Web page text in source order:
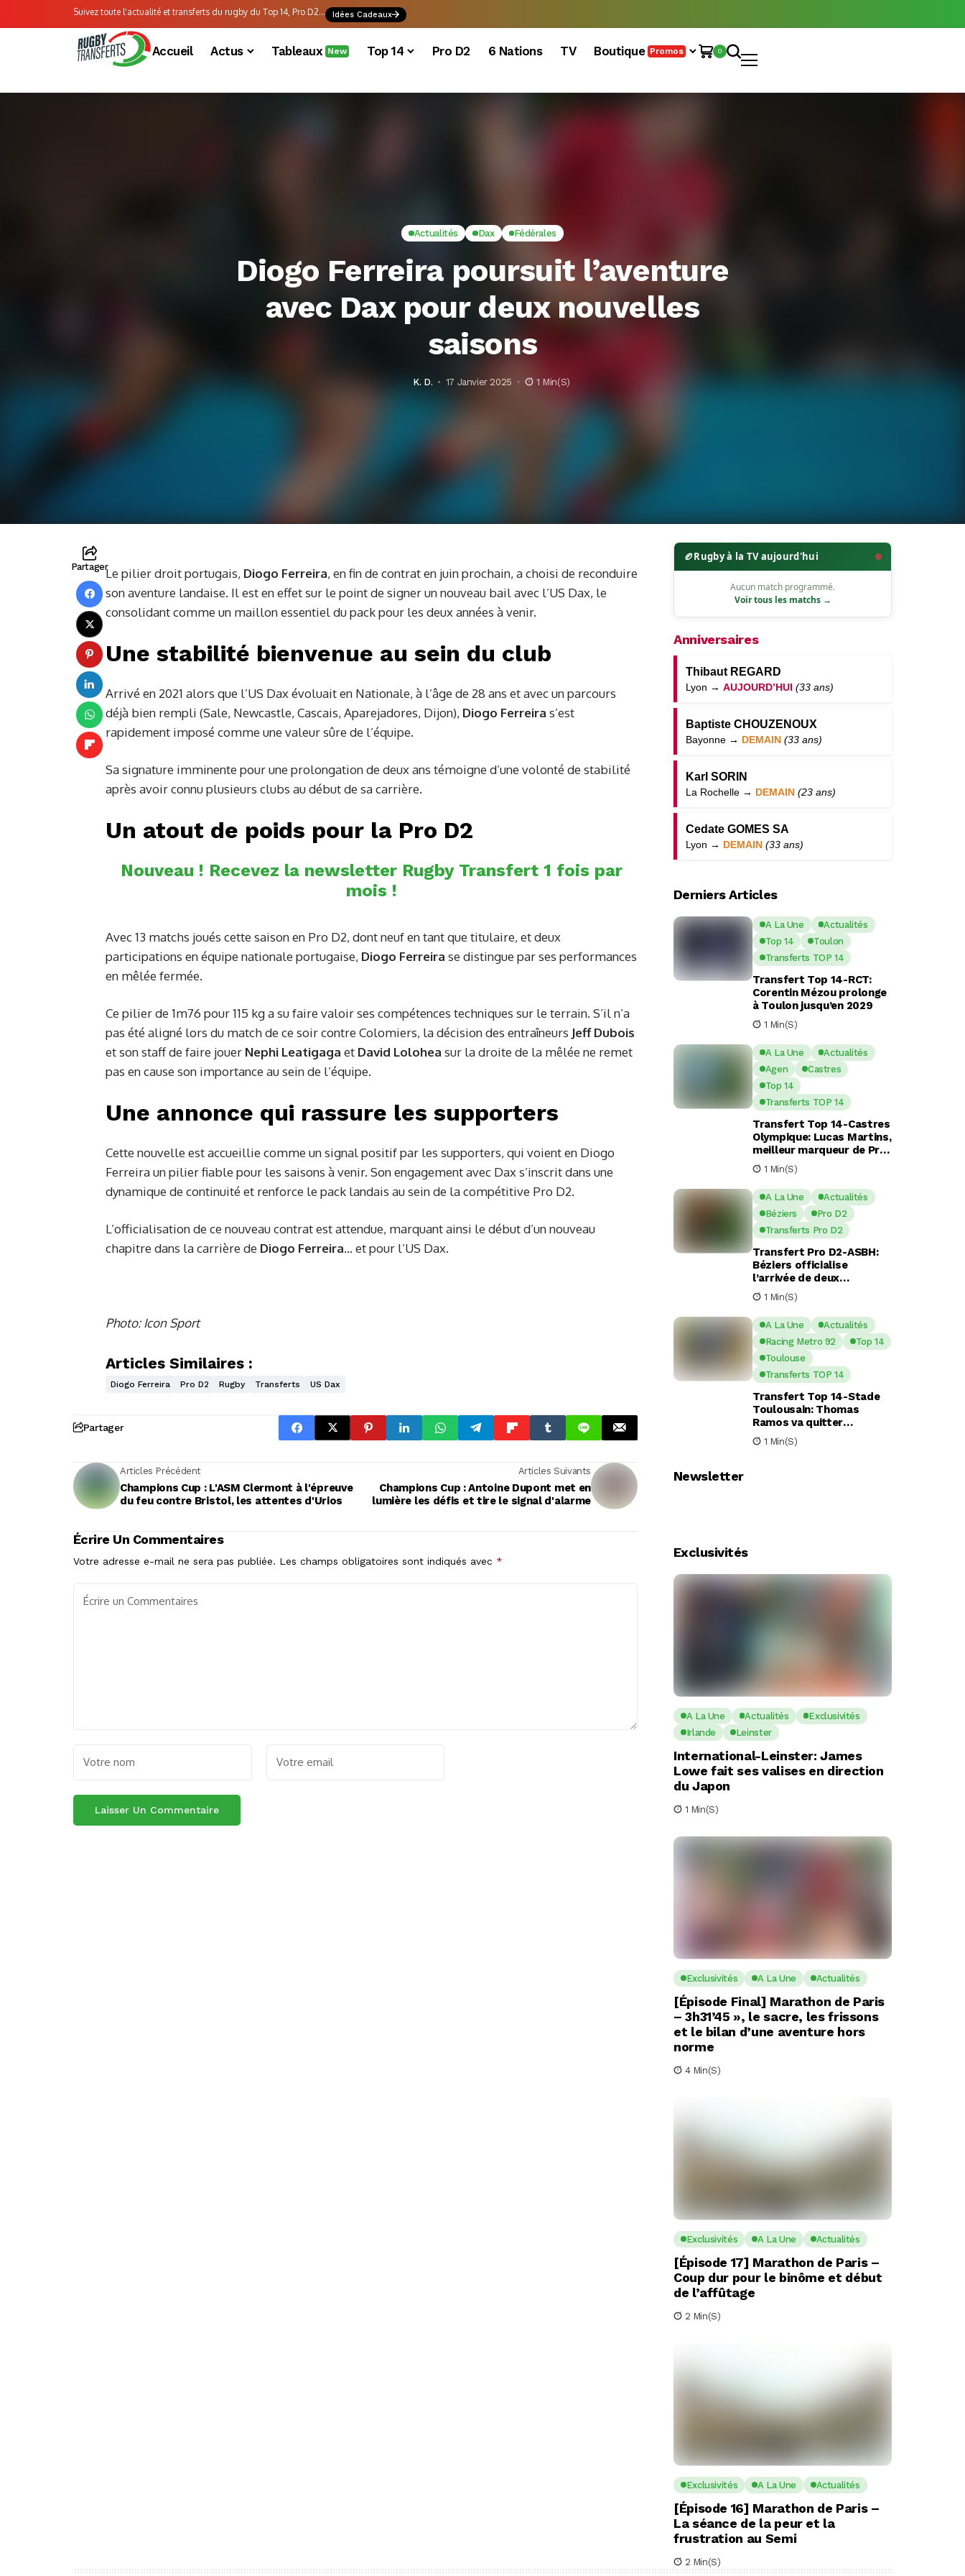
Suivez toute l'actualité et transferts du rugby du Top 14, Pro D2... Idées Cadeaux
Accueil Actus Tableaux New Top 14 Pro D2 6 Nations TV Boutique Promos 0
Actualités Dax Fédérales
Diogo Ferreira poursuit l’aventure
avec Dax pour deux nouvelles
saisons
K. D. 17 Janvier 2025 1 Min(s)
PartagerLe pilier droit portugais, Diogo Ferreira, en fin de contrat en juin prochain, a choisi de reconduire
son aventure landaise. Il est en effet sur le point de signer un nouveau bail avec l’US Dax, le
consolidant comme un maillon essentiel du pack pour les deux années à venir.
Une stabilité bienvenue au sein du club
Arrivé en 2021 alors que l’US Dax évoluait en Nationale, à l’âge de 28 ans et avec un parcours
déjà bien rempli (Sale, Newcastle, Cascais, Aparejadores, Dijon), Diogo Ferreira s’est
rapidement imposé comme une valeur sûre de l’équipe.
Sa signature imminente pour une prolongation de deux ans témoigne d’une volonté de stabilité
après avoir connu plusieurs clubs au début de sa carrière.
Un atout de poids pour la Pro D2
Nouveau ! Recevez la newsletter Rugby Transfert 1 fois par
mois !
Avec 13 matchs joués cette saison en Pro D2, dont neuf en tant que titulaire, et deux
participations en équipe nationale portugaise, Diogo Ferreira se distingue par ses performances
en mêlée fermée.
Ce pilier de 1m76 pour 115 kg a su faire valoir ses compétences techniques sur le terrain. S’il n’a
pas été aligné lors du match de ce soir contre Colomiers, la décision des entraîneurs Jeff Dubois
et son staff de faire jouer Nephi Leatigaga et David Lolohea sur la droite de la mêlée ne remet
pas en cause son importance au sein de l’équipe.
Une annonce qui rassure les supporters
Cette nouvelle est accueillie comme un signal positif par les supporters, qui voient en Diogo
Ferreira un pilier fiable pour les saisons à venir. Son engagement avec Dax s’inscrit dans une
dynamique de continuité et renforce le pack landais au sein de la compétitive Pro D2.
L’officialisation de ce nouveau contrat est attendue, marquant ainsi le début d’un nouveau
chapitre dans la carrière de Diogo Ferreira… et pour l’US Dax.
Photo: Icon Sport
Articles Similaires :
Diogo Ferreira Pro D2 Rugby Transferts US Dax
Partager
Articles Précédent
Champions Cup : L'ASM Clermont à l'épreuve
du feu contre Bristol, les attentes d'Urios
Articles Suivants
Champions Cup : Antoine Dupont met en
lumière les défis et tire le signal d'alarme
Écrire Un Commentaires
Votre adresse e-mail ne sera pas publiée. Les champs obligatoires sont indiqués avec *
🏉Rugby à la TV aujourd'hui
Aucun match programmé.
Voir tous les matchs →
Anniversaires
Thibaut REGARD
Lyon → AUJOURD’HUI (33 ans)
Baptiste CHOUZENOUX
Bayonne → DEMAIN (33 ans)
Karl SORIN
La Rochelle → DEMAIN (23 ans)
Cedate GOMES SA
Lyon → DEMAIN (33 ans)
Derniers Articles
A La Une
Actualités
Top 14
Toulon
Transferts TOP 14
Transfert Top 14-RCT:
Corentin Mézou prolonge
à Toulon jusqu’en 2029
1 Min(s)
A La Une
Actualités
Agen
Castres
Top 14
Transferts TOP 14
Transfert Top 14-Castres
Olympique: Lucas Martins,
meilleur marqueur de Pro
D2, en route pour Castres
?
1 Min(s)
A La Une
Actualités
Béziers
Pro D2
Transferts Pro D2
Transfert Pro D2-ASBH:
Béziers officialise
l’arrivée de deux
nouveaux piliers pour la
saison à venir
1 Min(s)
A La Une
Actualités
Racing Metro 92
Top 14
Toulouse
Transferts TOP 14
Transfert Top 14-Stade
Toulousain: Thomas
Ramos va quitter
Toulouse pour le Racing
92
1 Min(s)
Newsletter
Exclusivités
A La Une Actualités
Exclusivités
Irlande
Leinster
International-Leinster: James
Lowe fait ses valises en direction
du Japon
1 Min(s)
Exclusivités A La Une Actualités
[Épisode Final] Marathon de Paris
– 3h31’45 », le sacre, les frissons
et le bilan d’une aventure hors
norme
4 Min(s)
Exclusivités A La Une Actualités
[Épisode 17] Marathon de Paris –
Coup dur pour le binôme et début
de l’affûtage
2 Min(s)
Exclusivités A La Une Actualités
[Épisode 16] Marathon de Paris –
La séance de la peur et la
frustration au Semi
2 Min(s)